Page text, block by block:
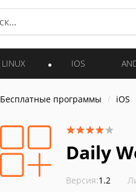
LINUX IOS
Бесплатные программы iOS
Daily
Версия:1.2